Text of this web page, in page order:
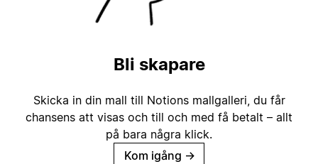
Bli skapare
Skicka in din mall till Notions mallgalleri, du får
chansens att visas och till och med få betalt – allt
på bara några klick.
Kom igång →